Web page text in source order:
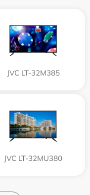
JVC LT-32M385
JVC LT-32MU380